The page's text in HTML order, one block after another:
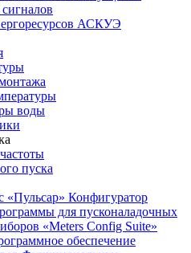
АСКУЭ
воды
пуска
«Пульсар» Конфигуратор
для пусконаладочных
«Meters Config Suite»
обеспечение